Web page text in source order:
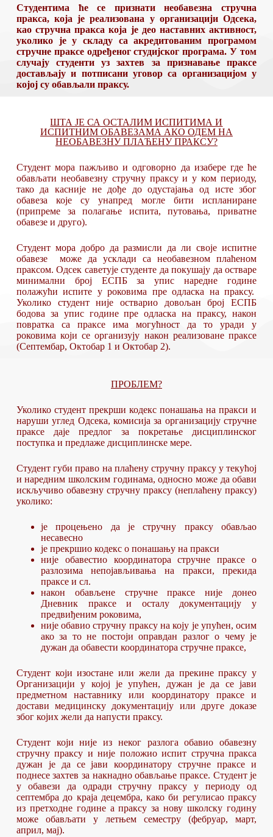
Студентима ће се признати необавезна стручна
пракса, која је реализована у организацији Одсека,
као стручна пракса која је део наставних активност,
уколико је у складу са акредитованим програмом
стручне праксе одређеног студијског програма. У том
случају студенти уз захтев за признавање праксе
достављају и потписани уговор са организацијом у
којој су обављали праксу.
ШТА ЈЕ СА ОСТАЛИМ ИСПИТИМА И
ИСПИТНИМ ОБАВЕЗАМА АКО ОДЕМ НА
НЕОБАВЕЗНУ ПЛАЋЕНУ ПРАКСУ?
Студент мора пажљиво и одговорно да изабере где ће
обављати необавезну стручну праксу и у ком периоду,
тако да касније не дође до одустајања од исте због
обавеза које су унапред могле бити испланиране
(припреме за полагање испита, путовања, приватне
обавезе и друго).
Студент мора добро да размисли да ли своје испитне
обавезе може да усклади са необавезном плаћеном
праксом. Одсек саветује студенте да покушају да остваре
минимални број ЕСПБ за упис наредне године
полажући испите у роковима пре одласка на праксу.
Уколико студент није остварио довољан број ЕСПБ
бодова за упис године пре одласка на праксу, након
повратка са праксе има могућност да то уради у
роковима који се организују након реализоване праксе
(Септембар, Октобар 1 и Октобар 2).
ПРОБЛЕМ?
Уколико студент прекрши кодекс понашања на пракси и
наруши углед Одсека, комисија за организацију стручне
праксе даје предлог за покретање дисциплинског
поступка и предлаже дисциплинске мере.
Студент губи право на плаћену стручну праксу у текућој
и наредним школским годинама, односно може да обави
искључиво обавезну стручну праксу (неплаћену праксу)
уколико:
је процењено да је стручну праксу обављао
несавесно
је прекршио кодекс о понашању на пракси
није обавестио координатора стручне праксе о
разлозима непојављивања на пракси, прекида
праксе и сл.
након обављене стручне праксе није донео
Дневник праксе и осталу документацију у
предвиђеним роковима,
није обавио стручну праксу на коју је упућен, осим
ако за то не постоји оправдан разлог о чему је
дужан да обавести координатора стручне праксе,
Студент који изостане или жели да прекине праксу у
Организацији у којој је упућен, дужан је да се јави
предметном наставнику или координатору праксе и
достави медицинску документацију или друге доказе
због којих жели да напусти праксу.
Студент који није из неког разлога обавио обавезну
стручну праксу и није положио испит стручна пракса
дужан је да се јави координатору стручне праксе и
поднесе захтев за накнадно обављање праксе. Студент је
у обавези да одради стручну праксу у периоду од
септембра до краја децембра, како би регулисао праксу
из претходне године а праксу за нову школску годину
може обављати у летњем семестру (фебруар, март,
април, мај).